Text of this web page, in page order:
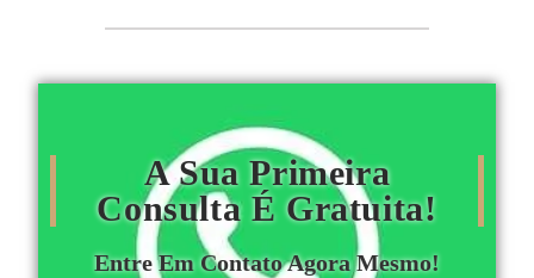
A Sua Primeira
Consulta É Gratuita!
Entre Em Contato Agora Mesmo!